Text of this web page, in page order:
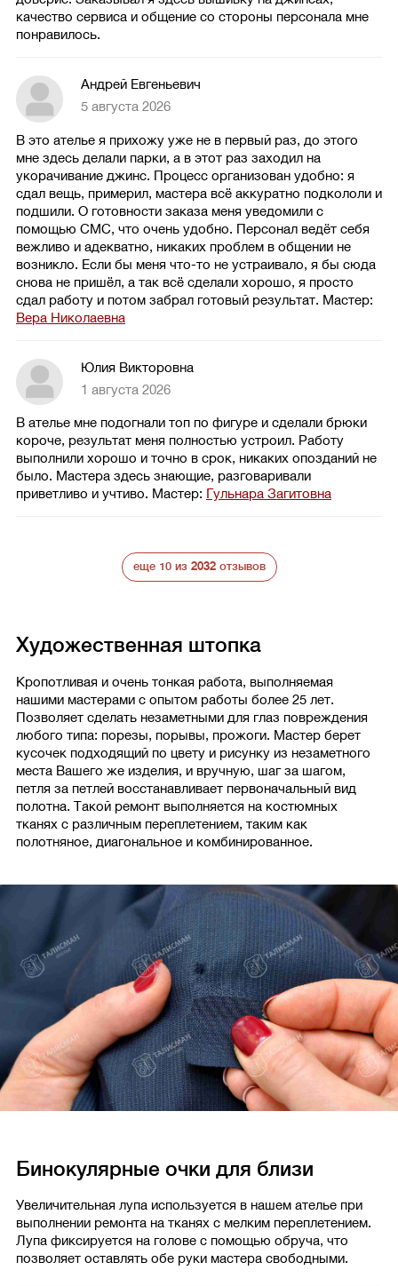
качество сервиса и общение со стороны персонала мне
понравилось.
Андрей Евгеньевич
5 августа 2026
В это ателье я прихожу уже не в первый раз, до этого
мне здесь делали парки, а в этот раз заходил на
укорачивание джинс. Процесс организован удобно: я
сдал вещь, примерил, мастера всё аккуратно подкололи и
подшили. О готовности заказа меня уведомили с
помощью СМС, что очень удобно. Персонал ведёт себя
вежливо и адекватно, никаких проблем в общении не
возникло. Если бы меня что-то не устраивало, я бы сюда
снова не пришёл, а так всё сделали хорошо, я просто
сдал работу и потом забрал готовый результат. Мастер:
Вера Николаевна
Юлия Викторовна
1 августа 2026
В ателье мне подогнали топ по фигуре и сделали брюки
короче, результат меня полностью устроил. Работу
выполнили хорошо и точно в срок, никаких опозданий не
было. Мастера здесь знающие, разговаривали
приветливо и учтиво. Мастер: Гульнара Загитовна
еще 10 из 2032отзывов
Художественная штопка
Кропотливая и очень тонкая работа, выполняемая
нашими мастерами с опытом работы более 25 лет.
Позволяет сделать незаметными для глаз повреждения
любого типа: порезы, порывы, прожоги. Мастер берет
кусочек подходящий по цвету и рисунку из незаметного
места Вашего же изделия, и вручную, шаг за шагом,
петля за петлей восстанавливает первоначальный вид
полотна. Такой ремонт выполняется на костюмных
тканях с различным переплетением, таким как
полотняное, диагональное и комбинированное.
Бинокулярные очки для близи
Увеличительная лупа используется в нашем ателье при
выполнении ремонта на тканях с мелким переплетением.
Лупа фиксируется на голове с помощью обруча, что
позволяет оставлять обе руки мастера свободными.